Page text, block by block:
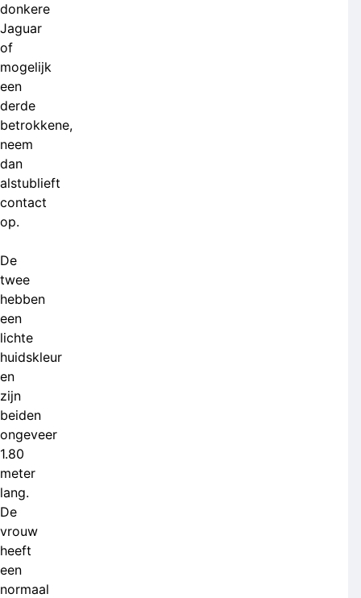
donkere
Jaguar
of
mogelijk
een
derde
betrokkene,
neem
dan
alstublieft
contact
op.
De
twee
hebben
een
lichte
huidskleur
en
zijn
beiden
ongeveer
1.80
meter
lang.
De
vrouw
heeft
een
normaal